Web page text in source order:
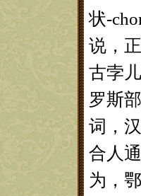
状-
说，
古孛
罗斯
词，
合人
为，